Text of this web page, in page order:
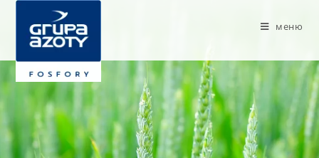
меню